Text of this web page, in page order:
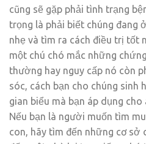
cũng sẽ gặp phải tình trạng
trọng là phải biết chúng đang
nhẹ và tìm ra cách điều trị tốt
một chú chó mắc những
thường hay nguy cấp nó còn
sóc, cách bạn cho chúng sinh
gian biểu mà bạn áp dụng cho
Nếu bạn là người muốn tìm
con, hãy tìm đến những cơ